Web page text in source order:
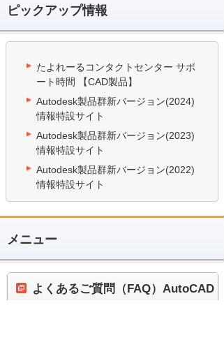
ピックアップ情報
たよれーるコンタクトセンター サポ
ート時間 【CAD製品】
Autodesk製品群新バージョン(2024)
情報特設サイト
Autodesk製品群新バージョン(2023)
情報特設サイト
Autodesk製品群新バージョン(2022)
情報特設サイト
メニュー
よくあるご質問（FAQ）AutoCAD